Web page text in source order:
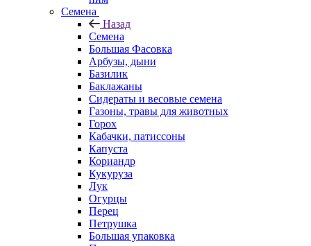
Семена
Назад
Семена
Большая Фасовка
Арбузы, дыни
Базилик
Баклажаны
Сидераты и весовые семена
Газоны, травы для животных
Горох
Кабачки, патиссоны
Капуста
Кориандр
Кукуруза
Лук
Огурцы
Перец
Петрушка
Большая упаковка